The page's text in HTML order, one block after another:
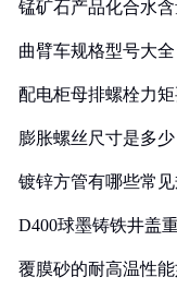
锰矿石产品化合水
曲臂车规格型号大全
配电柜母排螺栓力
膨胀螺丝尺寸是多少
镀锌方管有哪些常
D400球墨铸铁井盖
覆膜砂的耐高温性